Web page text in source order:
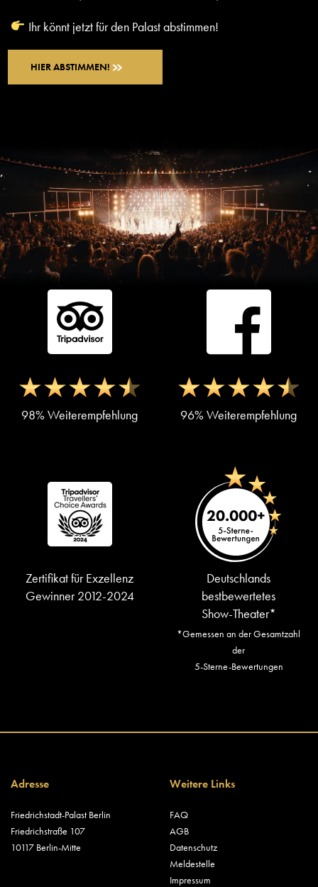
Ihr könnt jetzt für den Palast abstimmen!
HIER ABSTIMMEN!
98% Weiterempfehlung 96% Weiterempfehlung
Zertifikat für Exzellenz
Gewinner 2012-2024
Deutschlands
bestbewertetes
Show-Theater*
*Gemessen an der Gesamtzahl
der
5-Sterne-Bewertungen
Adresse
Friedrichstadt-Palast Berlin
Friedrichstraße 107
10117 Berlin-Mitte
Weitere Links
FAQ
AGB
Datenschutz
Meldestelle
Impressum